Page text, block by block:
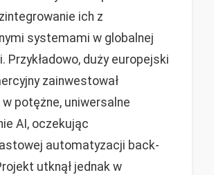
ich z
systemami w globalnej
Przykładowo, duży europejski
zainwestował
w potężne, uniwersalne
AI, oczekując
automatyzacji back-
utknął jednak w